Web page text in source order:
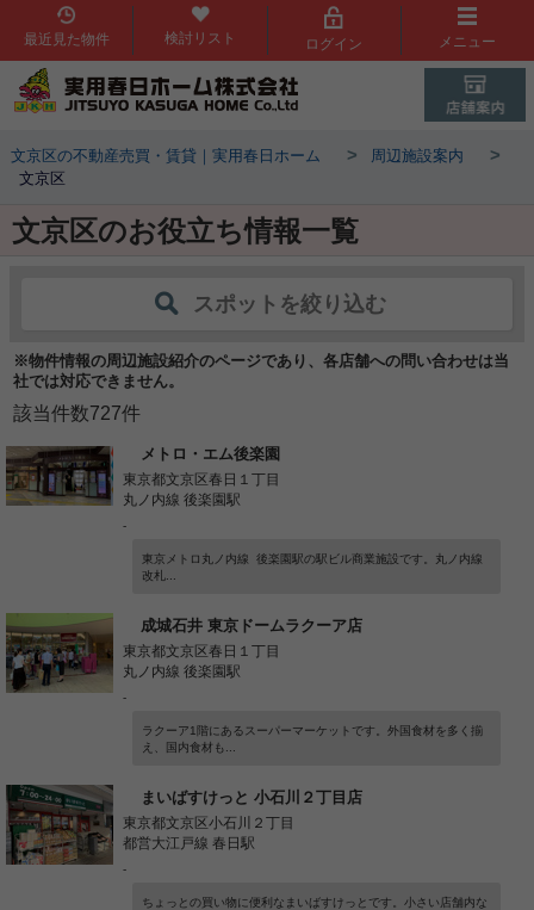
最近見た物件 検討リスト ログイン メニュー
文京区の不動産売買・賃貸｜実用春日ホーム > 周辺施設案内 >
文京区
文京区のお役立ち情報一覧
スポットを絞り込む
※物件情報の周辺施設紹介のページであり、各店舗への問い合わせは当
社では対応できません。
該当件数727件
メトロ・エム後楽園
東京都文京区春日１丁目
丸ノ内線 後楽園駅
-
東京メトロ丸ノ内線 後楽園駅の駅ビル商業施設です。丸ノ内線
改札...
成城石井 東京ドームラクーア店
東京都文京区春日１丁目
丸ノ内線 後楽園駅
-
ラクーア1階にあるスーパーマーケットです。外国食材を多く揃
え、国内食材も...
まいばすけっと 小石川２丁目店
東京都文京区小石川２丁目
都営大江戸線 春日駅
-
ちょっとの買い物に便利なまいばすけっとです。小さい店舗内な